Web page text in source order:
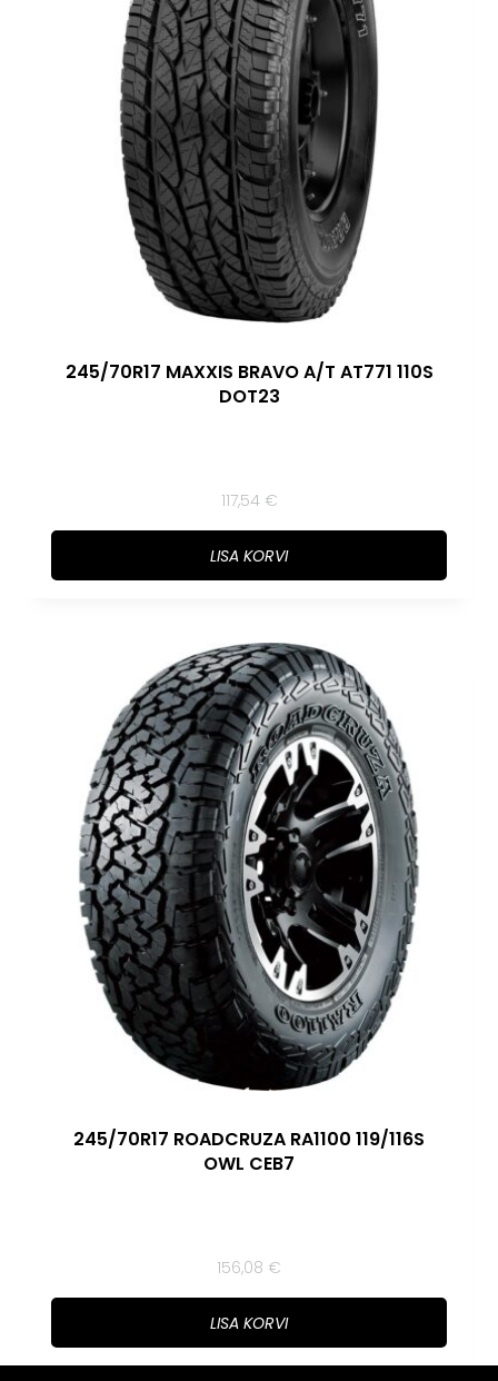
245/70R17 MAXXIS BRAVO A/T AT771 110S
DOT23
117,54 €
LISA KORVI
245/70R17 ROADCRUZA RA1100 119/116S
OWL CEB7
156,08 €
LISA KORVI